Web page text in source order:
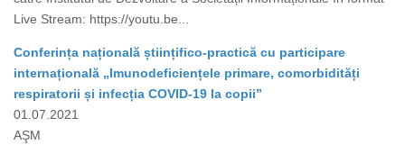
Live Stream: https://youtu.be...
Conferința națională științifico-practică cu participare
internațională „Imunodeficiențele primare, comorbidități
respiratorii și infecția COVID-19 la copii”
01.07.2021
AŞM